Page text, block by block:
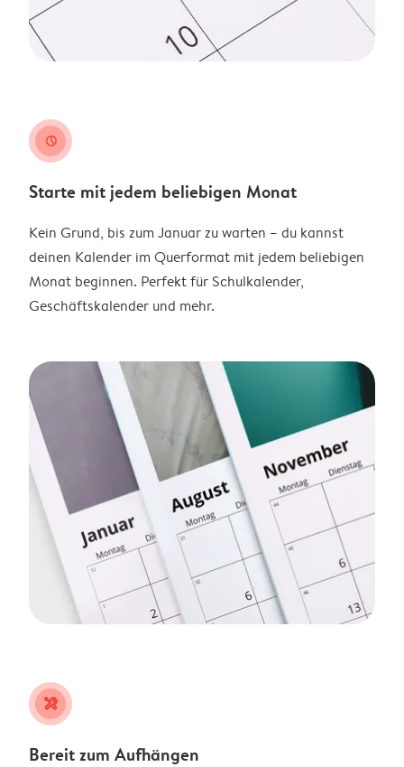
clock
Starte mit jedem beliebigen Monat
Kein Grund, bis zum Januar zu warten – du kannst
deinen Kalender im Querformat mit jedem beliebigen
Monat beginnen. Perfekt für Schulkalender,
Geschäftskalender und mehr.
tools
Bereit zum Aufhängen